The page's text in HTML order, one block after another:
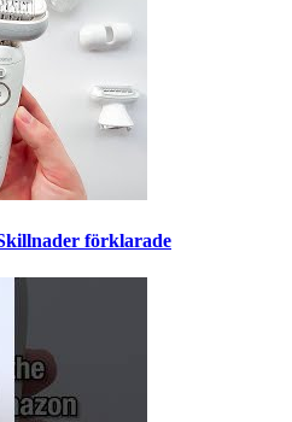
förklarade